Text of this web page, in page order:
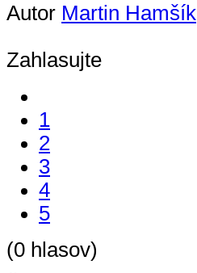
Autor Martin Hamšík
Zahlasujte
1
2
3
4
5
(0 hlasov)